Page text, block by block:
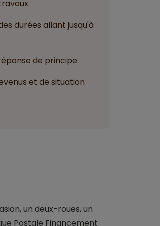
durées allant jusqu'à
de principe.
et de situation
un deux-roues, un
Postale Financement